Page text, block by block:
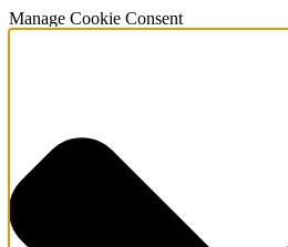
Manage Cookie Consent